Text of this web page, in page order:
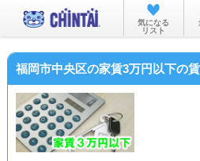
お部屋を探
沿線
気になる
リスト
福岡市中央区の家賃3万円以下の